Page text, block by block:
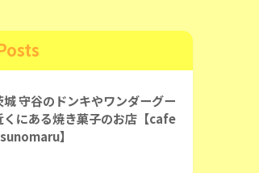
城 守谷のドンキやワンダーグー
くにある焼き菓子のお店【cafe
】